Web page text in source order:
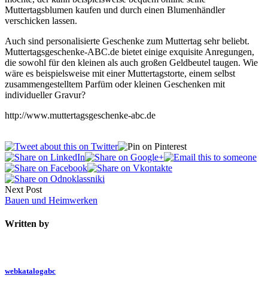
Muttertagsblumen kaufen und durch einen Blumenhändler
verschicken lassen.
Auch sind personalisierte Geschenke zum Muttertag sehr beliebt.
Muttertagsgeschenke-ABC.de bietet einige exquisite Anregungen,
die sowohl für den kleinen als auch großen Geldbeutel taugen. Wie
wäre es beispielsweise mit einer Muttertagstorte, einem selbst
zusammengestelltem Parfüm oder kleinen Geschenken mit
individueller Gravur?
http://www.muttertagsgeschenke-abc.de
Next Post
Bauen und Heimwerken
Written by
webkatalogabc